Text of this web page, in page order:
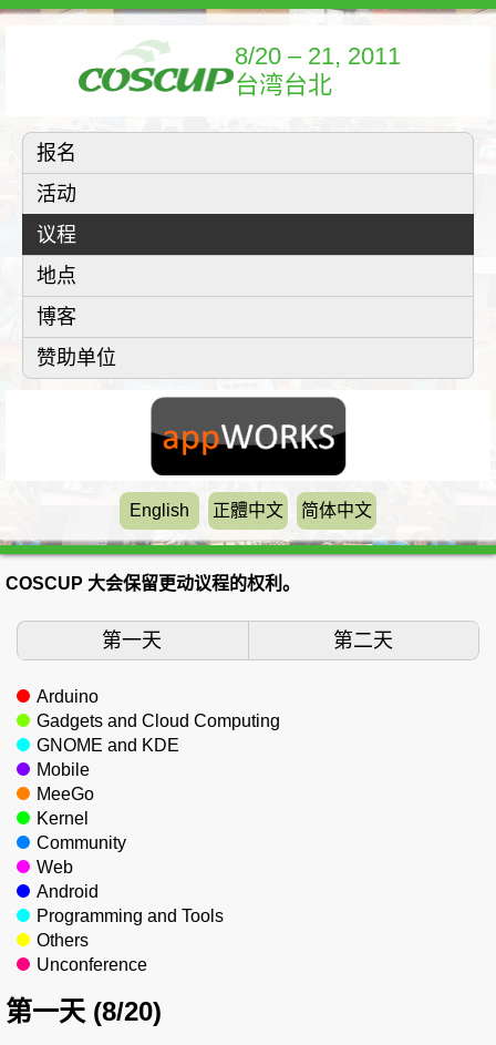
8/20 – 21, 2011
台湾台北
报名
活动
议程
地点
博客
赞助单位
English 正體中文 简体中文
COSCUP 大会保留更动议程的权利。
第一天 第二天
Arduino
Gadgets and Cloud Computing
GNOME and KDE
Mobile
MeeGo
Kernel
Community
Web
Android
Programming and Tools
Others
Unconference
第一天 (8/20)